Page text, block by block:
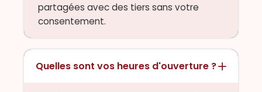
partagées avec des tiers sans votre
consentement.
Quelles sont vos heures d'ouverture ?